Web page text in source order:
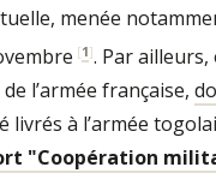
menée
[1]. Par
l’armée française,
livrés à l’armée
"Coopération